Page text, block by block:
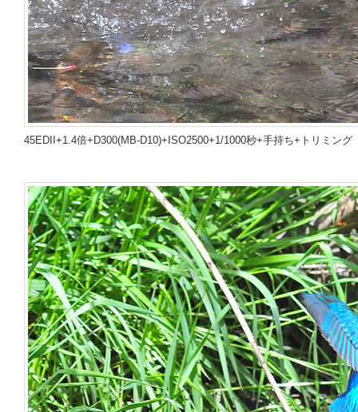
45EDII+1.4倍+D300(MB-D10)+ISO2500+1/1000秒+手持ち+トリミング